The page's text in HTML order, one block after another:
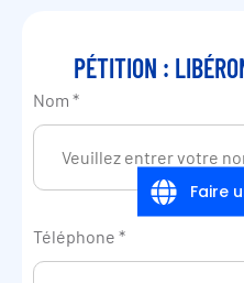
PÉTITION :
Nom *
Téléphone *
Faire